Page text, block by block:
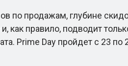
продажам, глубине
как правило, подводит
Prime Day пройдет с 23 по